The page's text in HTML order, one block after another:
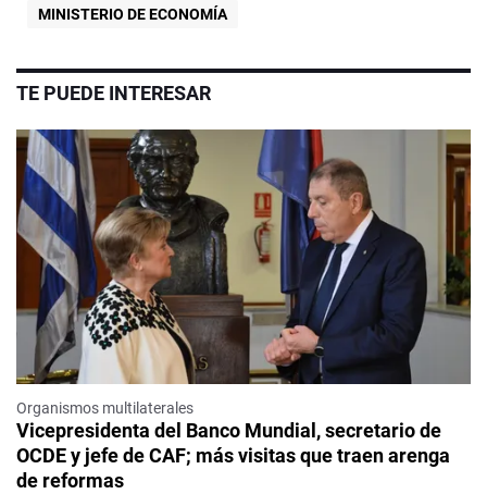
MINISTERIO DE ECONOMÍA
TE PUEDE INTERESAR
Organismos multilaterales
Vicepresidenta del Banco Mundial, secretario de
OCDE y jefe de CAF; más visitas que traen arenga
de reformas